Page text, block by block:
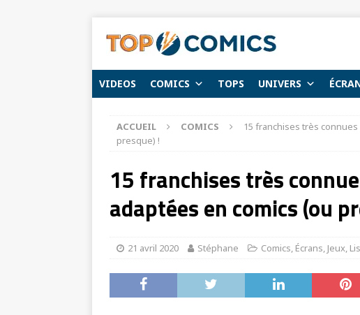
VIDEOS COMICS TOPS UNIVERS
ACCUEIL COMICS
15 franchises très connues
presque) !
15 franchises très
adaptées en comics (ou
21 avril 2020 Stéphane Comics, Écrans, Jeux,